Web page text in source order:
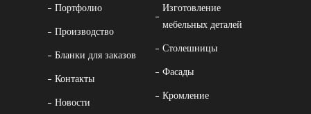
Портфолио
Производство
Бланки для заказов
Контакты
Новости
Изготовление
мебельных деталей
Столешницы
Фасады
Кромление